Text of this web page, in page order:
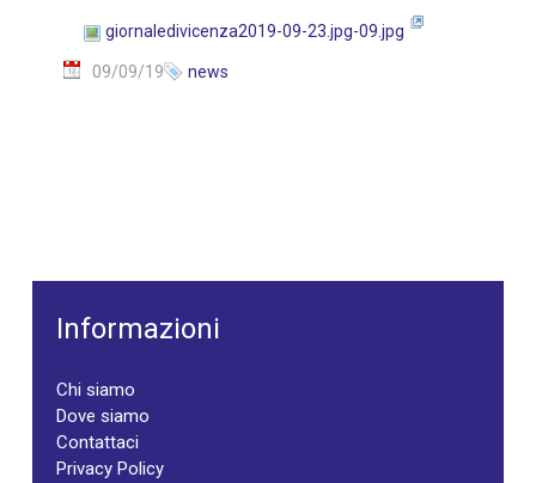
giornaledivicenza2019-09-23.jpg-09.jpg
09/09/19 news
Informazioni
Chi siamo
Dove siamo
Contattaci
Privacy Policy